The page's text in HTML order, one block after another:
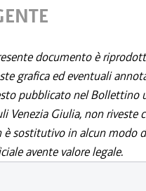
documento è
grafica ed eventuali
pubblicato nel Bollettino
Venezia Giulia, non riveste
sostitutivo in alcun modo
avente valore legale.